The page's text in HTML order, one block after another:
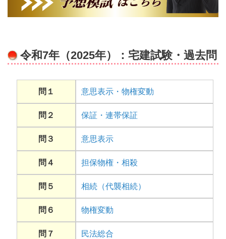
令和7年（2025年）：宅建試験・過去問
問１ 意思表示・物権変動
問２ 保証・連帯保証
問３ 意思表示
問４ 担保物権・相殺
問５ 相続（代襲相続）
問６ 物権変動
問７ 民法総合